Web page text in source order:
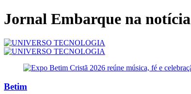
Jornal Embarque na notícia
Betim